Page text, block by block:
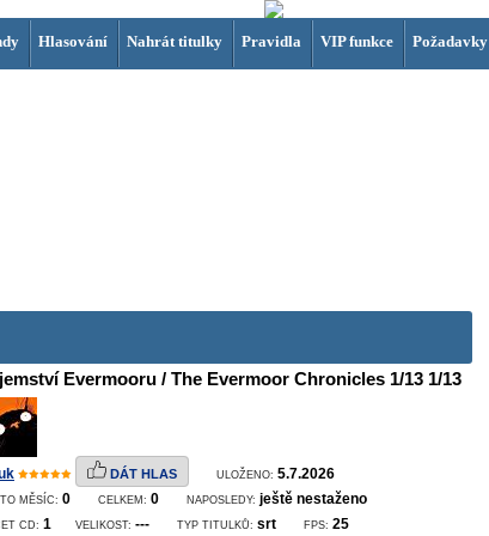
Hlasování Nahrát titulky Pravidla VIP funkce Požadavky
Evermooru / The Evermoor Chronicles 1/13 1/13
DÁT HLAS ULOŽENO: 5.7.2026
MĚSÍC: 0 CELKEM: 0 NAPOSLEDY: ještě nestaženo
CD: 1 VELIKOST: --- TYP TITULKŮ: srt FPS: 25